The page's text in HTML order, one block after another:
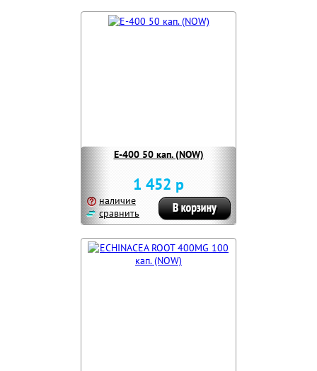
E-400 50 кап. (NOW)
1 452 р
наличие
сравнить